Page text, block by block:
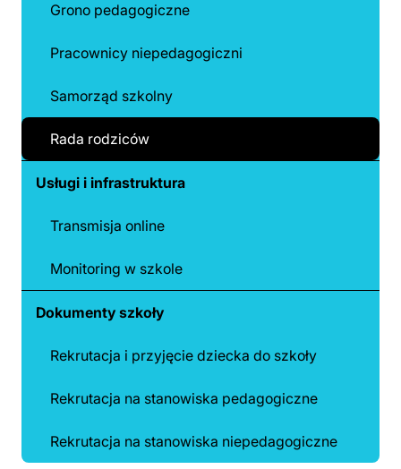
Grono pedagogiczne
Pracownicy niepedagogiczni
Samorząd szkolny
Rada rodziców
Usługi i infrastruktura
Transmisja online
Monitoring w szkole
Dokumenty szkoły
Rekrutacja i przyjęcie dziecka do szkoły
Rekrutacja na stanowiska pedagogiczne
Rekrutacja na stanowiska niepedagogiczne